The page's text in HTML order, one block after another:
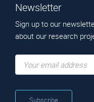
Newsletter
Sign up to our
about our research